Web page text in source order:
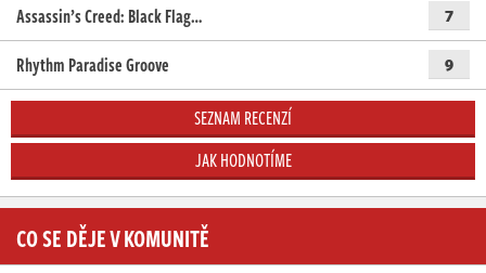
Assassin’s Creed: Black Flag… 7
Rhythm Paradise Groove 9
SEZNAM RECENZÍ
JAK HODNOTÍME
CO SE DĚJE V KOMUNITĚ